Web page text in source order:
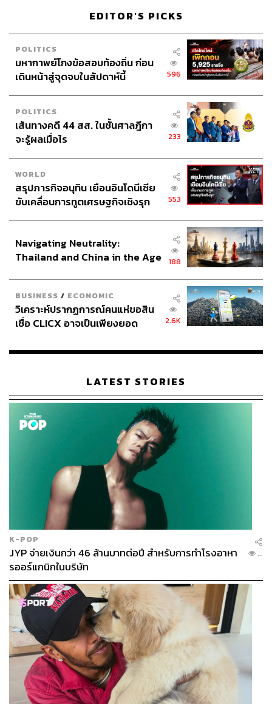
EDITOR'S PICKS
POLITICS
มหากาพย์โกงข้อสอบท้องถิ่น ก่อน
เดินหน้าสู่จุดจบในสัปดาห์นี้
596
POLITICS
เส้นทางคดี 44 สส. ในชั้นศาลฎีกา
จะรู้ผลเมื่อไร
233
WORLD
สรุปภารกิจอนุทิน เยือนอินโดนีเซีย
ขับเคลื่อนการทูตเศรษฐกิจเชิงรุก
553
Navigating Neutrality:
Thailand and China in the Age
188
BUSINESS / ECONOMIC
วิเคราะห์ปรากฏการณ์คนแห่ขอสิน
เชื่อ CLICX อาจเป็นเพียงยอด
เรือนไทยที่ถูกซุกไว้
2.6K
LATEST STORIES
K-POP
JYP จ่ายเงินกว่า 46 ล้านบาทต่อปี สำหรับการทำโรงอาหา
รออร์แกนิกในบริษัท
...